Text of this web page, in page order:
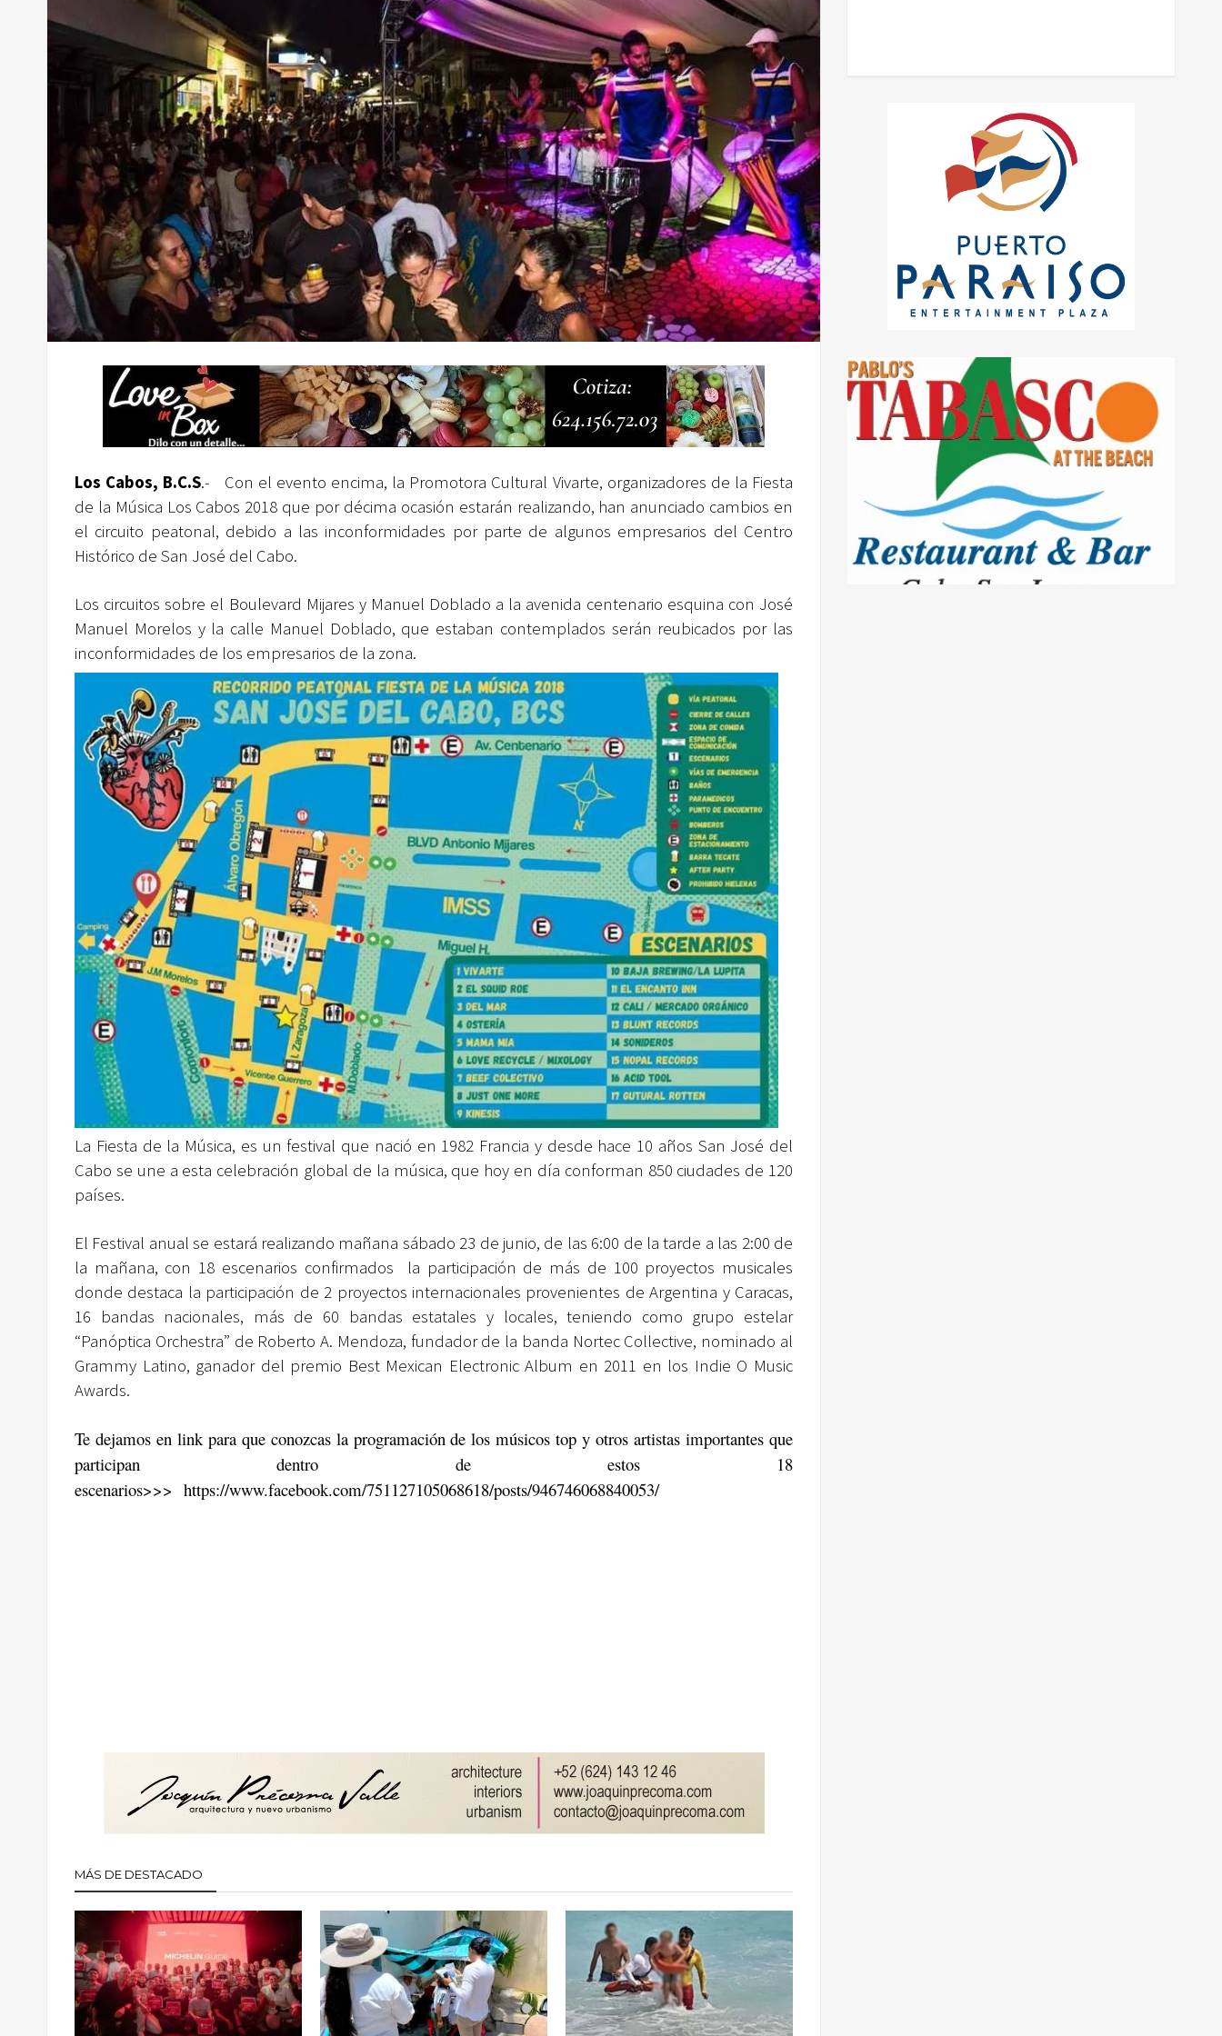
Los Cabos, B.C.S.- Con el evento encima, la Promotora Cultural Vivarte, organizadores de la Fiesta
de la Música Los Cabos 2018 que por décima ocasión estarán realizando, han anunciado cambios en
el circuito peatonal, debido a las inconformidades por parte de algunos empresarios del Centro
Histórico de San José del Cabo.
Los circuitos sobre el Boulevard Mijares y Manuel Doblado a la avenida centenario esquina con José
Manuel Morelos y la calle Manuel Doblado, que estaban contemplados serán reubicados por las
inconformidades de los empresarios de la zona.
La Fiesta de la Música, es un festival que nació en 1982 Francia y desde hace 10 años San José del
Cabo se une a esta celebración global de la música, que hoy en día conforman 850 ciudades de 120
países.
El Festival anual se estará realizando mañana sábado 23 de junio, de las 6:00 de la tarde a las 2:00 de
la mañana, con 18 escenarios confirmados la participación de más de 100 proyectos musicales
donde destaca la participación de 2 proyectos internacionales provenientes de Argentina y Caracas,
16 bandas nacionales, más de 60 bandas estatales y locales, teniendo como grupo estelar
“Panóptica Orchestra” de Roberto A. Mendoza, fundador de la banda Nortec Collective, nominado al
Grammy Latino, ganador del premio Best Mexican Electronic Album en 2011 en los Indie O Music
Awards.
Te dejamos en link para que conozcas la programación de los músicos top y otros artistas importantes que
participan dentro de estos 18
escenarios>>> https://www.facebook.com/751127105068618/posts/946746068840053/
MÁS DE DESTACADO